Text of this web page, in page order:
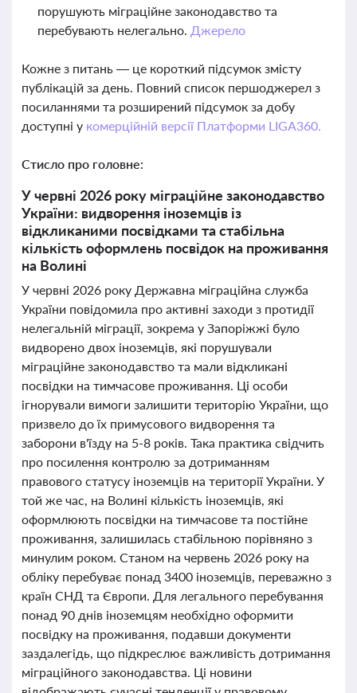
порушують міграційне законодавство та
перебувають нелегально. Джерело
Кожне з питань — це короткий підсумок змісту
публікацій за день. Повний список першоджерел з
посиланнями та розширений підсумок за добу
доступні у комерційній версії Платформи LIGA360.
Стисло про головне:
У червні 2026 року міграційне законодавство
України: видворення іноземців із
відкликаними посвідками та стабільна
кількість оформлень посвідок на проживання
на Волині
У червні 2026 року Державна міграційна служба
України повідомила про активні заходи з протидії
нелегальній міграції, зокрема у Запоріжжі було
видворено двох іноземців, які порушували
міграційне законодавство та мали відкликані
посвідки на тимчасове проживання. Ці особи
ігнорували вимоги залишити територію України, що
призвело до їх примусового видворення та
заборони в'їзду на 5-8 років. Така практика свідчить
про посилення контролю за дотриманням
правового статусу іноземців на території України. У
той же час, на Волині кількість іноземців, які
оформлюють посвідки на тимчасове та постійне
проживання, залишилась стабільною порівняно з
минулим роком. Станом на червень 2026 року на
обліку перебуває понад 3400 іноземців, переважно з
країн СНД та Європи. Для легального перебування
понад 90 днів іноземцям необхідно оформити
посвідку на проживання, подавши документи
заздалегідь, що підкреслює важливість дотримання
міграційного законодавства. Ці новини